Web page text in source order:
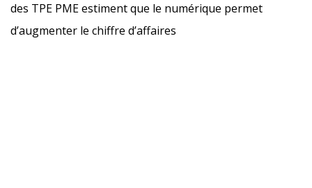
des TPE PME estiment que le numérique permet
d’augmenter le chiffre d’affaires